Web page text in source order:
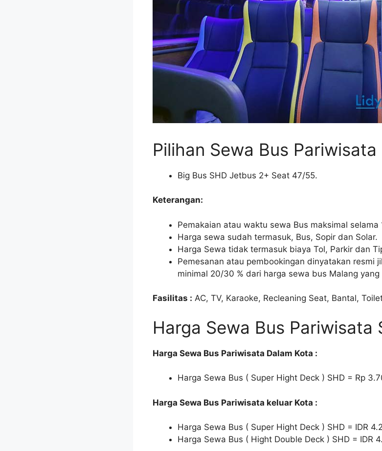
Pilihan Sewa Bus Pariwisata
Big Bus SHD Jetbus 2+ Seat 47/55.
Keterangan:
Pemakaian atau waktu sewa Bus maksimal selama
Harga sewa sudah termasuk, Bus, Sopir dan Solar.
Harga Sewa tidak termasuk biaya Tol, Parkir dan
Pemesanan atau pembookingan dinyatakan resmi
minimal 20/30 % dari harga sewa bus Malang
Fasilitas : AC, TV, Karaoke, Recleaning Seat, Bantal,
Harga Sewa Bus Pariwisata
Harga Sewa Bus Pariwisata Dalam Kota :
Harga Sewa Bus ( Super Hight Deck ) SHD = Rp
Harga Sewa Bus Pariwisata keluar Kota :
Harga Sewa Bus ( Super Hight Deck ) SHD = IDR
Harga Sewa Bus ( Hight Double Deck ) SHD = IDR